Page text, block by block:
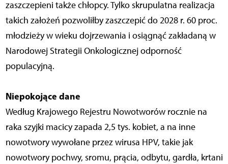
zaszczepieni także chłopcy. Tylko skrupulatna realizacja
takich założeń pozwoliłby zaszczepić do 2028 r. 60 proc.
młodzieży w wieku dojrzewania i osiągnąć zakładaną w
Narodowej Strategii Onkologicznej odporność
populacyjną.
Niepokojące dane
Według Krajowego Rejestru Nowotworów rocznie na
raka szyjki macicy zapada 2,5 tys. kobiet, a na inne
nowotwory wywołane przez wirusa HPV, takie jak
nowotwory pochwy, sromu, prącia, odbytu, gardła, krtani